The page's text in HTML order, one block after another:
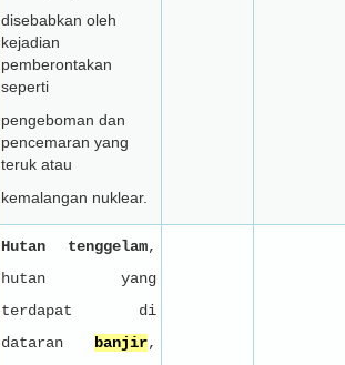
disebabkan oleh
kejadian
pemberontakan
seperti
pengeboman dan
pencemaran yang
teruk atau
kemalangan nuklear.
Hutan tenggelam,
hutan yang
terdapat di
dataran
banjir,